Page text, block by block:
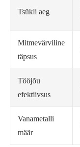
Tsükli aeg
Mitmevärviline
täpsus
Tööjõu
efektiivsus
Vanametalli
määr